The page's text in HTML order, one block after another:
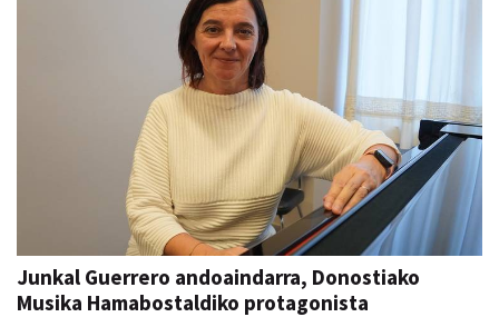
Junkal Guerrero andoaindarra, Donostiako
Musika Hamabostaldiko protagonista